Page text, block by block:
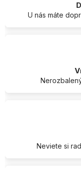
U nás máte
Neviete si